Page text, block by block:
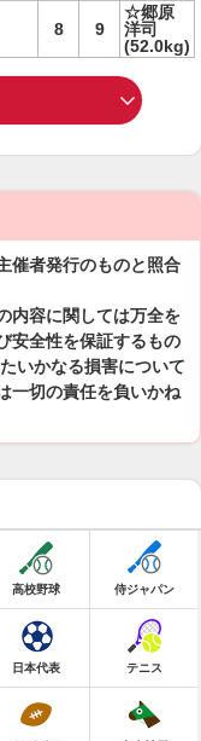
8 9
☆郷原
洋司
(52.0kg)
催者発行のものと照合
内容に関しては万全を
安全性を保証するもの
いかなる損害について
一切の責任を負いかね
高校野球 侍ジャパン
日本代表 テニス